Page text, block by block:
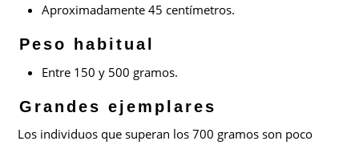
Aproximadamente 45 centímetros.
Peso habitual
Entre 150 y 500 gramos.
Grandes ejemplares
Los individuos que superan los 700 gramos son poco